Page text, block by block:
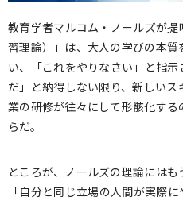
教育学者マルコム・ノールズが
習理論）」は、大人の学びの本
い、「これをやりなさい」と指
だ」と納得しない限り、新しい
業の研修が往々にして形骸化す
らだ。
ところが、ノールズの理論には
「自分と同じ立場の人間が実際